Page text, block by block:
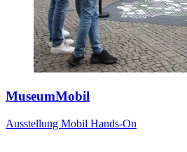
MuseumMobil
Ausstellung Mobil Hands-On